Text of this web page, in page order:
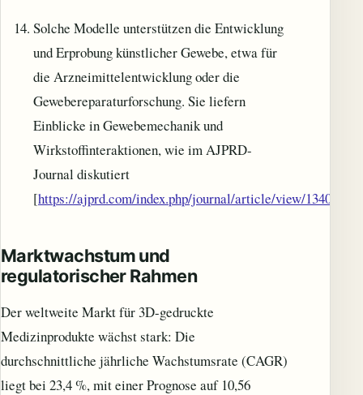
Solche Modelle unterstützen die Entwicklung
und Erprobung künstlicher Gewebe, etwa für
die Arzneimittelentwicklung oder die
Gewebereparaturforschung. Sie liefern
Einblicke in Gewebemechanik und
Wirkstoffinteraktionen, wie im AJPRD-
Journal diskutiert
[https://ajprd.com/index.php/journal/article/view/1340
Marktwachstum und
regulatorischer Rahmen
Der weltweite Markt für 3D-gedruckte
Medizinprodukte wächst stark: Die
durchschnittliche jährliche Wachstumsrate (CAGR)
liegt bei 23,4 %, mit einer Prognose auf 10,56